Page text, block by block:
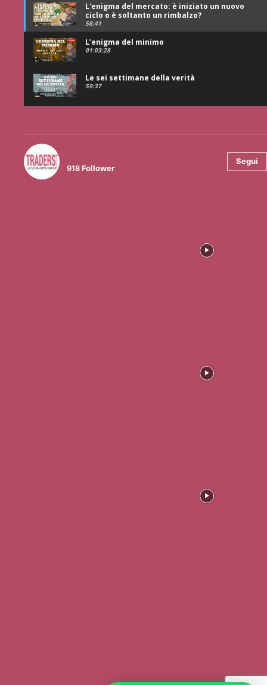
L'enigma del mercato: è iniziato un nuovo
ciclo o è soltanto un rimbalzo?
58:41
L’enigma del minimo
01:03:28
Le sei settimane della verità
59:37
918Follower
Segui